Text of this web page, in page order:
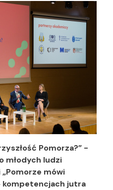
Pomorza?” -
młodych ludzi
mówi
kompetencjach jutra